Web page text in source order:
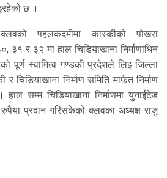
छ ।
पहलकदमीमा कास्कीको पोखरा
३१ र ३२ मा हाल चिडियाखाना निर्माणाधिन
पूर्ण स्वामित्व गण्डकी प्रदेशले लिइ जिल्ला
चिडियाखाना निर्माण समिति मार्फत निर्माण
सम्म चिडियाखाना निर्माणमा युनाईटेड
प्रदान गरिसकेको क्लवका अध्यक्ष राजु